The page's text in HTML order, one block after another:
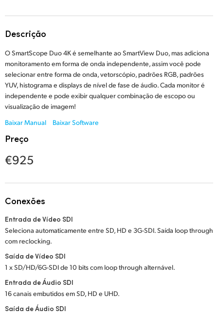
France
Germany
Hong Kong SAR, China
India
Netherlands
New Zealand
Norway
Poland
Descrição
O SmartScope Duo 4K é semelhante ao SmartView Duo, mas adiciona
monitoramento em forma de onda independente, assim você pode
selecionar entre forma de onda, vetorscópio, padrões RGB, padrões
YUV, histograma e displays de nível de fase de áudio. Cada monitor é
independente e pode exibir qualquer combinação de escopo ou
visualização de imagem!
Baixar Manual
Baixar Software
Preço
€925
Conexões
Entrada de Vídeo SDI
Seleciona automaticamente entre SD, HD e 3G-SDI. Saída loop through
com reclocking.
Saída de Vídeo SDI
1 x SD/HD/6G-SDI de 10 bits com loop through alternável.
Entrada de Áudio SDI
16 canais embutidos em SD, HD e UHD.
Saída de Áudio SDI